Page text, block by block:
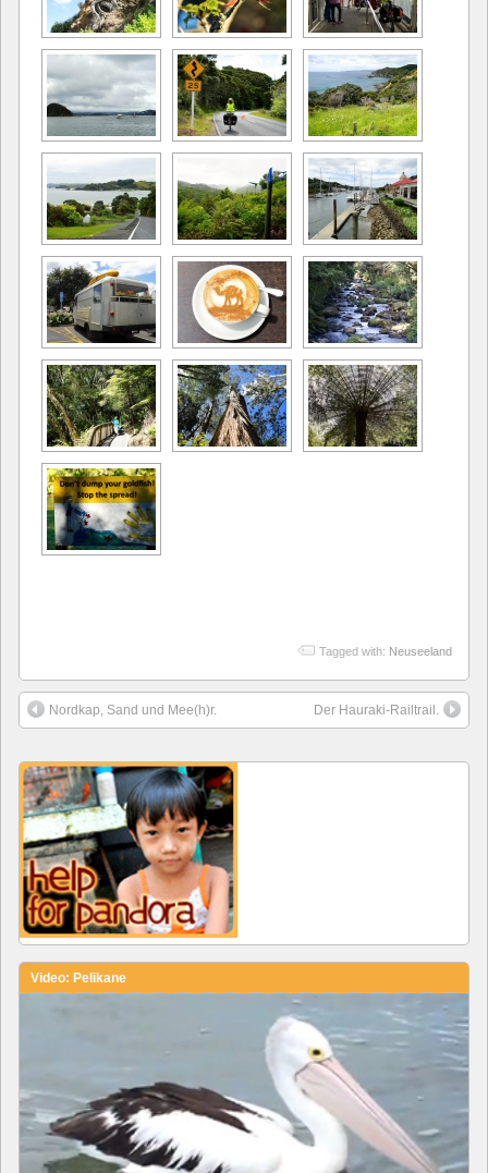
Tagged with: Neuseeland
Nordkap, Sand und Mee(h)r. Der Hauraki-Railtrail.
Video: Pelikane